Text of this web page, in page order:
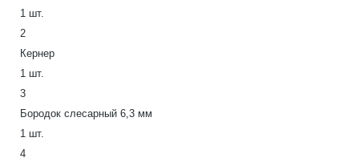
1 шт.
2
Кернер
1 шт.
3
Бородок слесарный 6,3 мм
1 шт.
4